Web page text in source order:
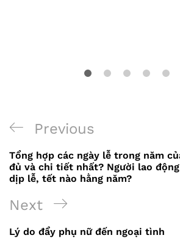
hướng
bài
viết
Previous
Post
Previous
Tổng hợp các ngày lễ trong năm
đủ và chi tiết nhất? Người lao
dịp lễ, tết nào hằng năm?
Next
Post
Next
Lý do đẩy phụ nữ đến ngoại tình